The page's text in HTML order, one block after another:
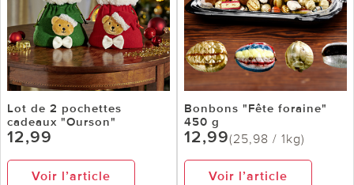
Lot de 2 pochettes
cadeaux "Ourson"
12,99
Voir l’article
Bonbons "Fête foraine"
450 g
12,99(25,98 / 1kg)
Voir l’article